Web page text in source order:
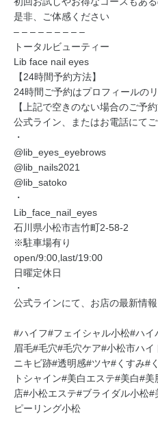
是非、ご体感ください
– – – – – – – – –
トータルビューティー
Lib face nail eyes
【24時間予約方法】
24時間ご予約はプロフィールの
【上記で空きのない場合のご予約
公式ライン、またはお電話にて
・
@lib_eyes_eyebrows
@lib_nails2021
@lib_satoko
・
Lib_face_nail_eyes
石川県小松市吉竹町2-58-2
※駐車場有り
open/9:00,last/19:00
日曜定休日
・
公式ラインにて、お店の最新情
#ハイフ#フェイシャル小松#ハ
眉毛#毛穴#毛穴ケア#小松市ハ
ニキビ跡#透明感#ツヤ#くすみ#
トシャイン#美白エステ#美白#
店#小松エステ#ブライダル小松
ピーリング小松